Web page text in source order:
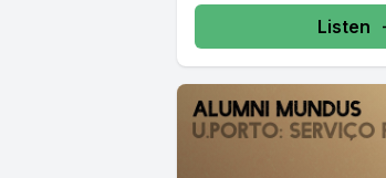
Listen